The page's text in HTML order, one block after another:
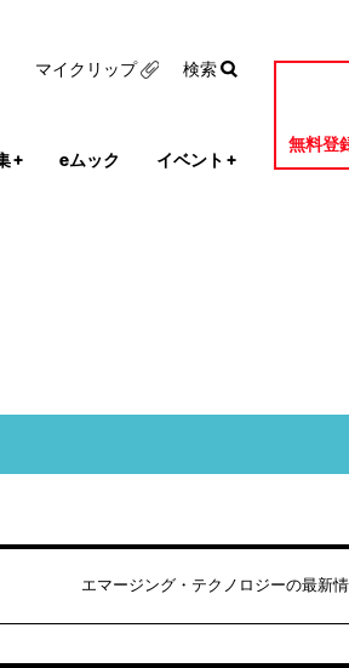
+ eムック イベント +
無料登
マイクリップ 検索
エマージング・テクノロジーの最新情